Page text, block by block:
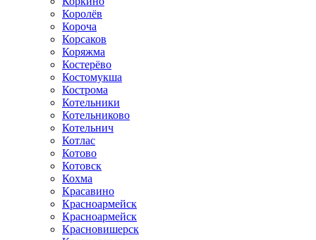
Королёв
Короча
Корсаков
Коряжма
Костерёво
Костомукша
Кострома
Котельники
Котельниково
Котельнич
Котлас
Котово
Котовск
Кохма
Красавино
Красноармейск
Красноармейск
Красновишерск